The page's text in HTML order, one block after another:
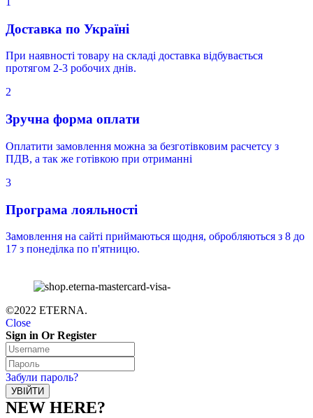
Доставка по Україні
При наявності товару на складі доставка відбувається
протягом 2-3 робочих днів.
2
Зручна форма оплати
Оплатити замовлення можна за безготівковим расчетсу з
ПДВ, а так же готівкою при отриманні
3
Програма лояльності
Замовлення на сайті приймаються щодня, обробляються з 8 до
17 з понеділка по п'ятницю.
©2022 ETERNA.
Close
Sign in Or Register
Забули пароль?
NEW HERE?